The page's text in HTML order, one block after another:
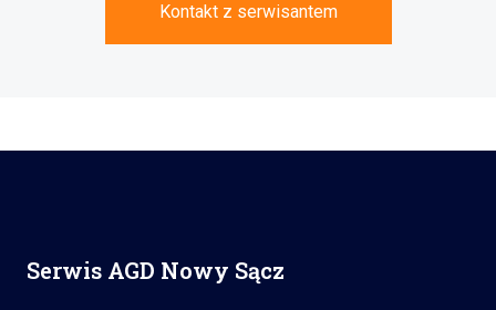
Kontakt z serwisantem
Serwis AGD Nowy Sącz